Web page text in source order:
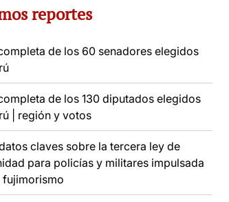
reportes
de los 60 senadores elegidos
de los 130 diputados elegidos
| región y votos
claves sobre la tercera ley de
para policías y militares impulsada
fujimorismo